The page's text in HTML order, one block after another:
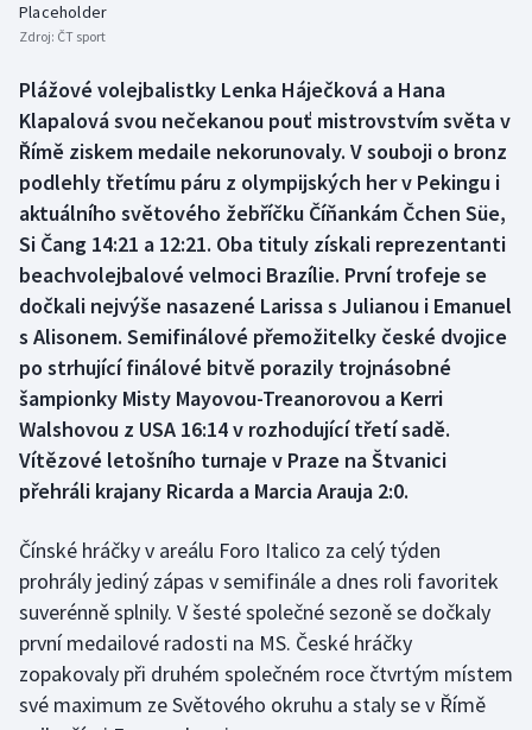
Biatlon
Boby a skeleton
Box
Curling
Dostihy
Florbal
Futsal
Golf
Gymnastika
Házená
Jezdectví
Judo
Aplikace ČT sport
AZ kvíz
Placeholder
Zdroj: ČT sport
Plážové volejbalistky Lenka Háječková a Hana
Klapalová svou nečekanou pouť mistrovstvím světa v
Římě ziskem medaile nekorunovaly. V souboji o bronz
podlehly třetímu páru z olympijských her v Pekingu i
aktuálního světového žebříčku Číňankám Čchen Süe,
Si Čang 14:21 a 12:21. Oba tituly získali reprezentanti
beachvolejbalové velmoci Brazílie. První trofeje se
dočkali nejvýše nasazené Larissa s Julianou i Emanuel
s Alisonem. Semifinálové přemožitelky české dvojice
po strhující finálové bitvě porazily trojnásobné
šampionky Misty Mayovou-Treanorovou a Kerri
Walshovou z USA 16:14 v rozhodující třetí sadě.
Vítězové letošního turnaje v Praze na Štvanici
přehráli krajany Ricarda a Marcia Arauja 2:0.
Čínské hráčky v areálu Foro Italico za celý týden
prohrály jediný zápas v semifinále a dnes roli favoritek
suverénně splnily. V šesté společné sezoně se dočkaly
první medailové radosti na MS. České hráčky
zopakovaly při druhém společném roce čtvrtým místem
své maximum ze Světového okruhu a staly se v Římě